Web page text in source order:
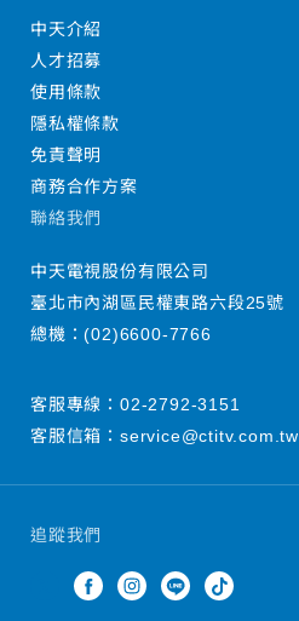
追蹤我們
中天介紹
人才招募
使用條款
隱私權條款
免責聲明
商務合作方案
聯絡我們
中天電視股份有限公司
臺北市內湖區民權東路六段25號
總機：(02)6600-7766
客服專線： 02-2792-3151
客服信箱： service@ctitv.com.tw